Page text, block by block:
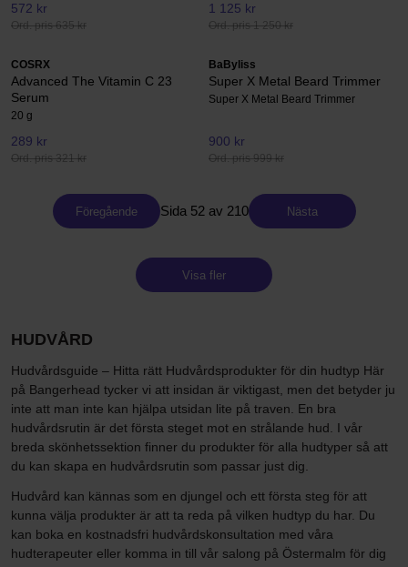
572 kr
Ord. pris 635 kr
1 125 kr
Ord. pris 1 250 kr
COSRX
Advanced The Vitamin C 23
Serum
20 g
289 kr
Ord. pris 321 kr
BaByliss
Super X Metal Beard Trimmer
Super X Metal Beard Trimmer
900 kr
Ord. pris 999 kr
Föregående Sida 52 av 210 Nästa
Visa fler
HUDVÅRD
Hudvårdsguide – Hitta rätt Hudvårdsprodukter för din hudtyp Här
på Bangerhead tycker vi att insidan är viktigast, men det betyder ju
inte att man inte kan hjälpa utsidan lite på traven. En bra
hudvårdsrutin är det första steget mot en strålande hud. I vår
breda skönhetssektion finner du produkter för alla hudtyper så att
du kan skapa en hudvårdsrutin som passar just dig.
Hudvård kan kännas som en djungel och ett första steg för att
kunna välja produkter är att ta reda på vilken hudtyp du har. Du
kan boka en kostnadsfri hudvårdskonsultation med våra
hudterapeuter eller komma in till vår salong på Östermalm för dig